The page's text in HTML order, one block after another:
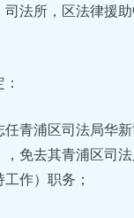
司法所，区法律援
任青浦区司法局华
，免去其青浦区司
作）职务；